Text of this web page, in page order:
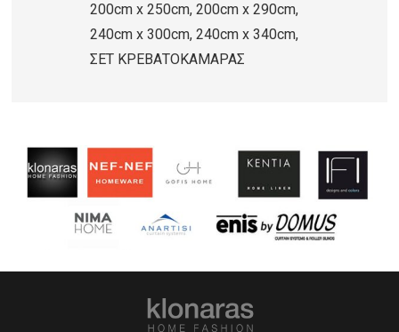
200cm x 250cm, 200cm x 290cm,
240cm x 300cm, 240cm x 340cm,
ΣΕΤ ΚΡΕΒΑΤΟΚΑΜΑΡΑΣ